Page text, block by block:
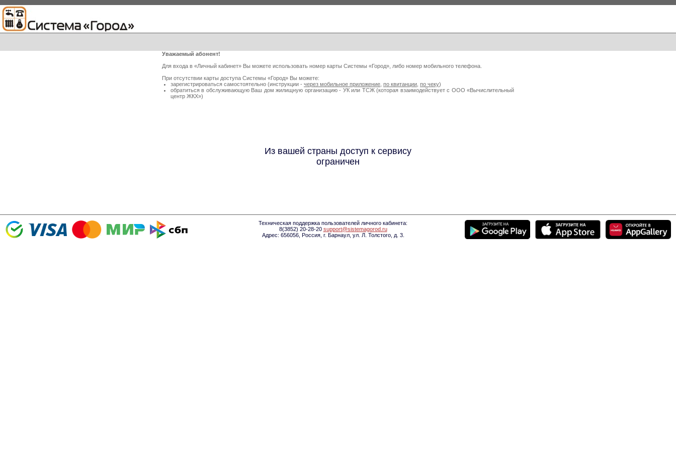
Уважаемый абонент!
Для входа в «Личный кабинет» Вы можете использовать номер карты Системы «Город», либо номер мобильного телефона.
При отсутствии карты доступа Системы «Город» Вы можете:
зарегистрироваться самостоятельно (инструкции - через мобильное приложение по квитанции по чеку)
обратиться в обслуживающую Ваш дом жилищную организацию - УК или ТСЖ (которая взаимодействует с ООО «Вычислительный
центр ЖКХ»)
Из вашей страны доступ к сервису
ограничен
Техническая поддержка пользователей личного кабинета:
8(3852) 20-28-20 support@sistemagorod.ru
Адрес: 656056, Россия, г. Барнаул, ул. Л. Толстого, д. 3.